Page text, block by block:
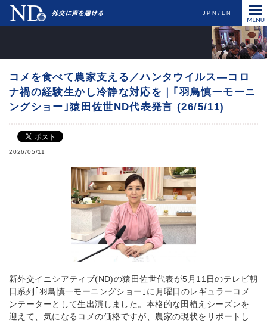
JPN EN
コメを食べて農家支える／ハンタウイルス―コロ
ナ禍の経験生かし冷静な対応を｜｢羽鳥慎一モーニ
ングショー｣猿田佐世ND代表発言 (26/5/11)
2026/05/11
新外交イニシアティブ(ND)の猿田佐世代表が5月11日のテレビ朝
日系列｢羽鳥慎一モーニングショー｣に月曜日のレギュラーコメ
ンテーターとして生出演しました。本格的な田植えシーズンを
迎えて、気になるコメの価格ですが、農家の現状をリポートし